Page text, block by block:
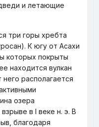
и летающие
три горы хребта
К югу от Асахи
которых покрыты
находится вулкан
располагается
озера
в I веке н. э. В
благодаря